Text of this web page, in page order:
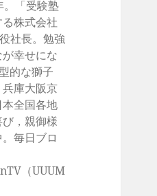
。「受験塾
株式会社
社長。勉強
幸せにな
的な獅子
庫大阪京
全国各地
，親御様
毎日ブロ
（UUUM